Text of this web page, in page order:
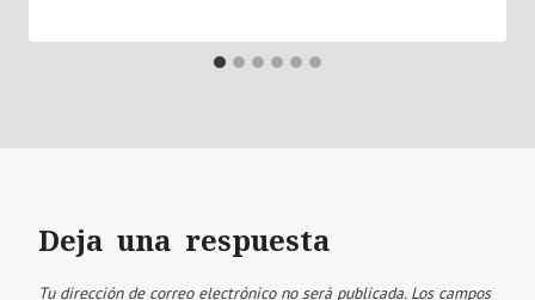
Deja una respuesta
Tu dirección de correo electrónico no será publicada. Los campos